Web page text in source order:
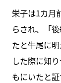
栄子は1カ月
らされ、「
たと牛尾に
した際に知
もにいたと証